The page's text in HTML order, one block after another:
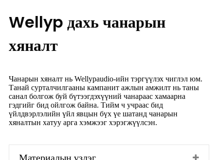
Wellyp дахь чанарын
хяналт
Чанарын хяналт нь Wellypaudio-ийн тэргүүлэх чиглэл юм.
Танай сурталчилгааны кампанит ажлын амжилт нь таны
санал болгож буй бүтээгдэхүүний чанараас хамаарна
гэдгийг бид ойлгож байна. Тийм ч учраас бид
үйлдвэрлэлийн үйл явцын бүх үе шатанд чанарын
хяналтын хатуу арга хэмжээг хэрэгжүүлсэн.
Материалын үзлэг